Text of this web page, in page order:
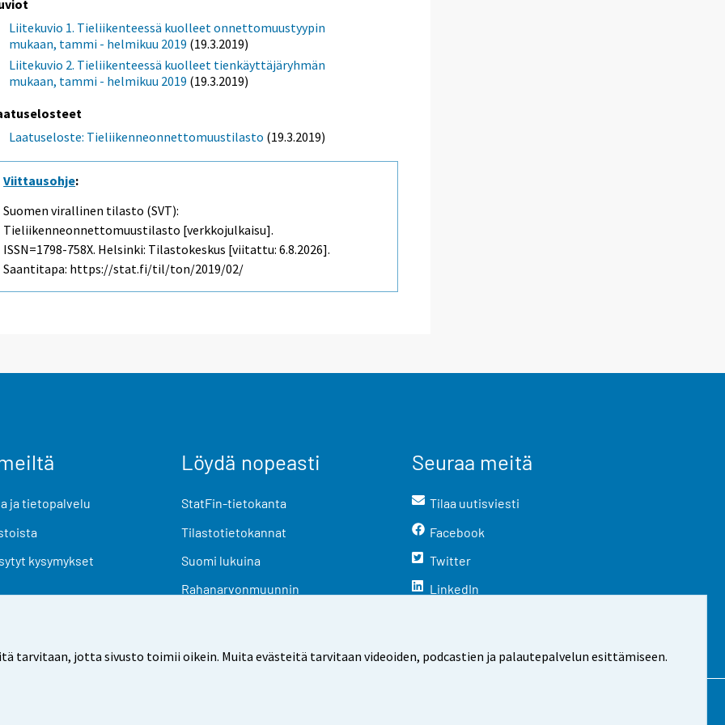
tarvitaan, jotta sivusto toimii oikein. Muita evästeitä tarvitaan videoiden, podcastien ja palautepalvelun esittämiseen.
Liitekuvio 1. Tieliikenteessä kuolleet onnettomuustyypin
mukaan, tammi - helmikuu 2019 (19.3.2019)
Liitekuvio 2. Tieliikenteessä kuolleet tienkäyttäjäryhmän
mukaan, tammi - helmikuu 2019 (19.3.2019)
Laatuseloste: Tieliikenneonnettomuustilasto (19.3.2019)
Viittausohje:
Suomen virallinen tilasto (SVT):
Tieliikenneonnettomuustilasto [verkkojulkaisu].
ISSN=1798-758X. Helsinki: Tilastokeskus [viitattu: 6.8.2026].
Saantitapa: https://stat.fi/til/ton/2019/02/
ja tietopalvelu
kysymykset
Löydä nopeasti
StatFin-tietokanta
Tilastotietokannat
Suomi lukuina
Rahanarvonmuunnin
Seuraa meitä
Tilaa uutisviesti
Facebook
Twitter
LinkedIn